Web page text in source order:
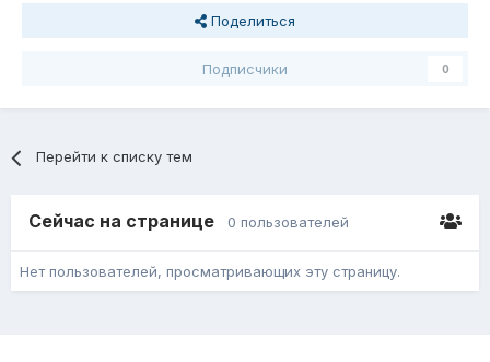
Поделиться
Подписчики 0
Перейти к списку тем
Сейчас на странице 0 пользователей
Нет пользователей, просматривающих эту страницу.